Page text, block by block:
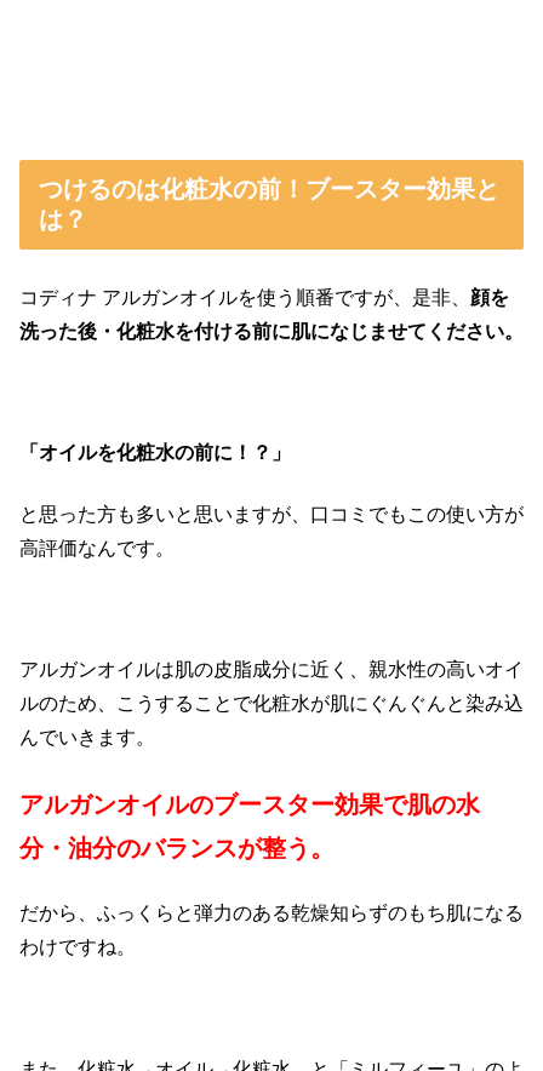
つけるのは化粧水の前！ブースター効果と
は？
コディナ アルガンオイルを使う順番ですが、是非、 顔を
洗った後・化粧水を付ける前に肌になじませてください。
「オイルを化粧水の前に！？」
と思った方も多いと思いますが、口コミでもこの使い方が
高評価なんです。
アルガンオイルは肌の皮脂成分に近く、親水性の高いオイ
ルのため、こうすることで化粧水が肌にぐんぐんと染み込
んでいきます。
アルガンオイルのブースター効果で肌の水
分・油分のバランスが整う。
だから、ふっくらと弾力のある乾燥知らずのもち肌になる
わけですね。